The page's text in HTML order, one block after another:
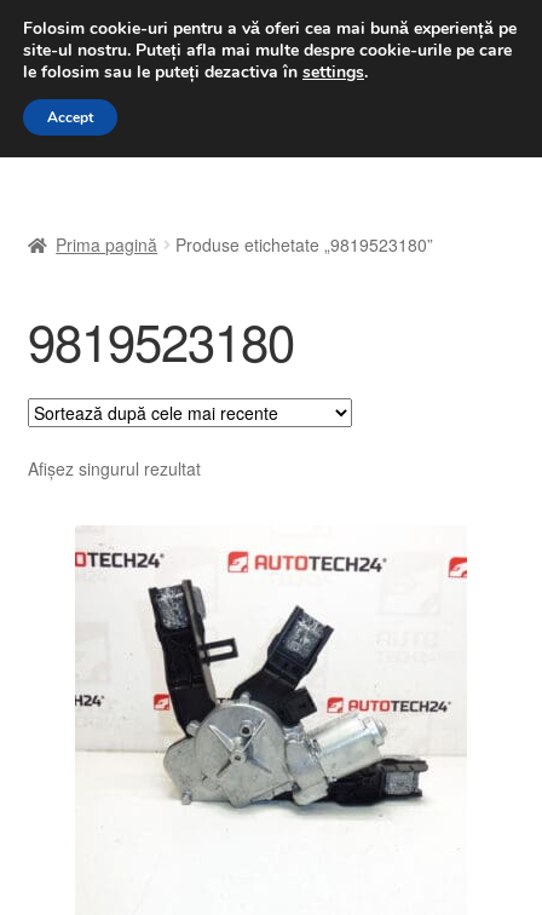
LIVRARE de la 33 lei
luni-vineri 9 a.m. - 4 p.m.031 229 6816
Sari
Sari
A lua legatura
Contul meu
Coș
Despre noi
Finalizare comandă
Livrare în toată lumea
Plângere
Prima pagină Produse etichetate „9819523180”
9819523180
Afișez singurul rezultat
Folosim cookie-uri pentru a vă oferi cea mai bună experiență pe
site-ul nostru. Puteți afla mai multe despre cookie-urile pe care
le folosim sau le puteți dezactiva în settings.
Accept